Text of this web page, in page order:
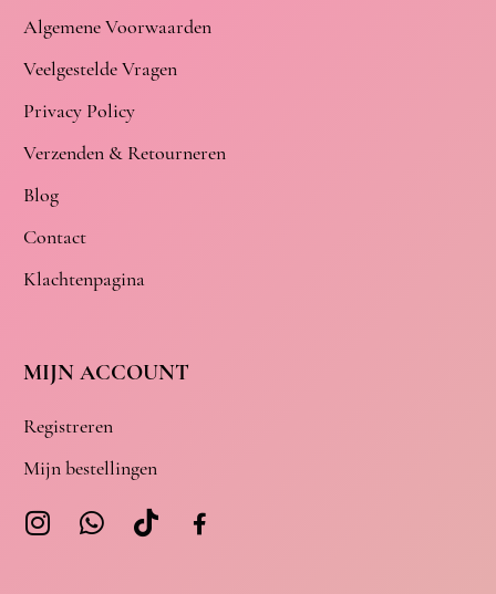
Algemene Voorwaarden
Veelgestelde Vragen
Privacy Policy
Verzenden & Retourneren
Blog
Contact
Klachtenpagina
MIJN ACCOUNT
Registreren
Mijn bestellingen